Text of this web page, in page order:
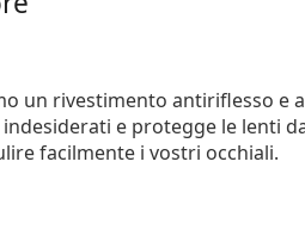
un rivestimento antiriflesso e
e protegge le lenti
facilmente i vostri occhiali.